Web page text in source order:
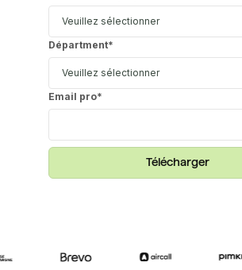
Départment*
Email pro*